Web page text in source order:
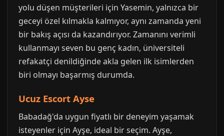
yolu düşen müşterileri için Yasemin, yalnızca bir
geceyi özel kılmakla kalmıyor, aynı zamanda yeni
bir bakış açısı da kazandırıyor. Zamanını verimli
kullanmayı seven bu genç kadın, üniversiteli
refakatçi denildiğinde akla gelen ilk isimlerden
biri olmayı başarmış durumda.
Ucuz Escort Ayse
Babadağ'da uygun fiyatlı bir deneyim yaşamak
isteyenler için Ayşe, ideal bir seçim. Ayşe,